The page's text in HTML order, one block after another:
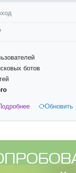
ботов
Обновить